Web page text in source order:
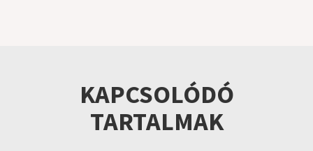
KAPCSOLÓDÓ
TARTALMAK